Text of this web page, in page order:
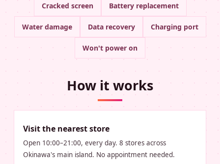
Cracked screen Battery replacement
Water damage Data recovery Charging port
Won't power on
How it works
Visit the nearest store
Open 10:00–21:00, every day. 8 stores across
Okinawa's main island. No appointment needed.